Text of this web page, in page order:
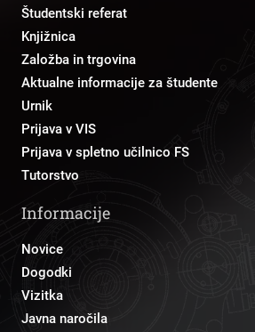
Študentski referat
Knjižnica
Založba in trgovina
Aktualne informacije za študente
Urnik
Prijava v VIS
Prijava v spletno učilnico FS
Tutorstvo
Informacije
Novice
Dogodki
Vizitka
Javna naročila